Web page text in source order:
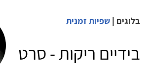
בלוגים | שפיות זמנית
בידיים ריקות - סרט